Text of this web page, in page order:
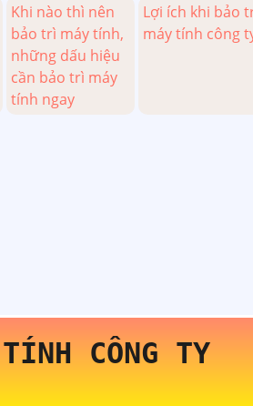
Khi nào thì nên
bảo trì máy tính,
những dấu hiệu
cần bảo trì máy
tính ngay
Lợi ích khi bảo
máy tính công
CÔNG TY